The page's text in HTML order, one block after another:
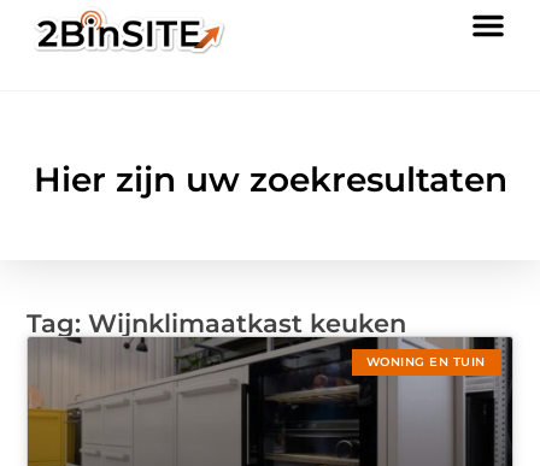
Hier zijn uw zoekresultaten
Tag: Wijnklimaatkast keuken
WONING EN TUIN